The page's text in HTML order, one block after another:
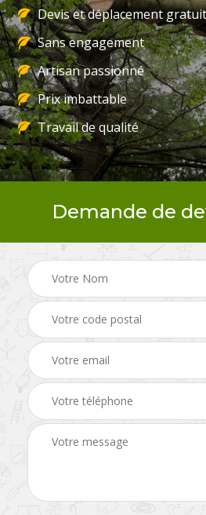
Devis et déplacement
Sans engagement
Artisan passionné
Prix imbattable
Travail de qualité
Demande de